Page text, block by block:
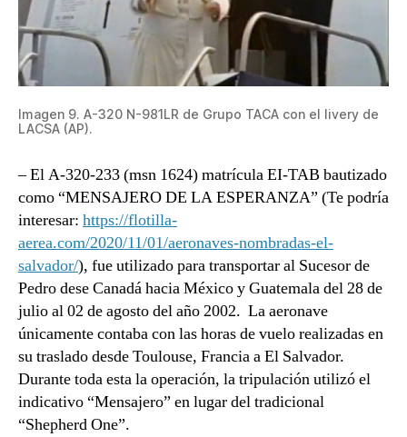
Imagen 9. A-320 N-981LR de Grupo TACA con el livery de
LACSA (AP).
– El A-320-233 (msn 1624) matrícula EI-TAB bautizado
como “MENSAJERO DE LA ESPERANZA” (Te podría
interesar: https://flotilla-
aerea.com/2020/11/01/aeronaves-nombradas-el-
salvador/), fue utilizado para transportar al Sucesor de
Pedro dese Canadá hacia México y Guatemala del 28 de
julio al 02 de agosto del año 2002. La aeronave
únicamente contaba con las horas de vuelo realizadas en
su traslado desde Toulouse, Francia a El Salvador.
Durante toda esta la operación, la tripulación utilizó el
indicativo “Mensajero” en lugar del tradicional
“Shepherd One”.